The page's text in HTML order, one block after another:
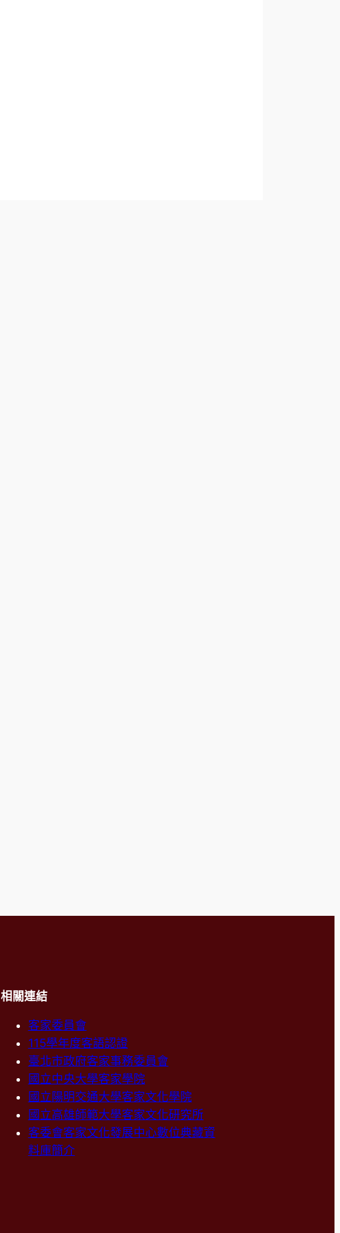
相關連結
客家委員會
115學年度客語認證
臺北市政府客家事務委員會
國立中央大學客家學院
國立陽明交通大學客家文化學院
國立高雄師範大學客家文化研究所
客委會客家文化發展中心數位典藏資
料庫簡介